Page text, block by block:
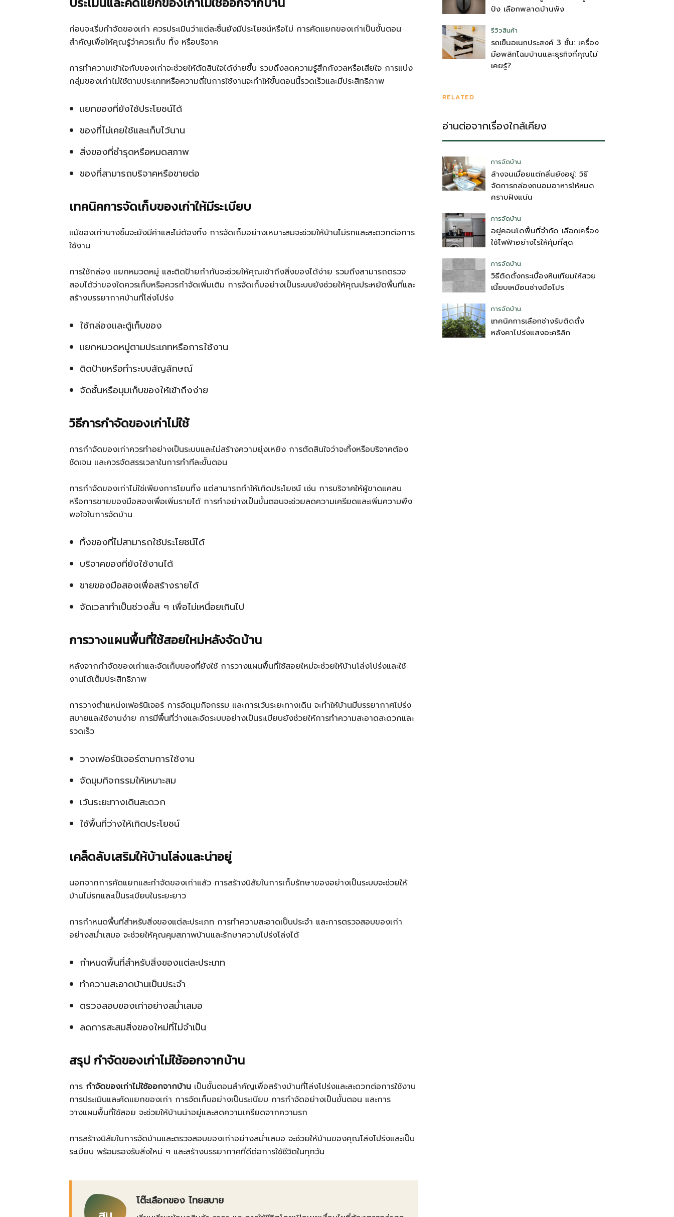
ก่อนจะเริ่มกำจัดของเก่า ควรประเมินว่าแต่ละชิ้นยังมีประโยชน์หรือไม่ การคัดแยกของเก่าเป็นขั้นตอน
สำคัญเพื่อให้คุณรู้ว่าควรเก็บ ทิ้ง หรือบริจาค
การทำความเข้าใจกับของเก่าจะช่วยให้ตัดสินใจได้ง่ายขึ้น รวมถึงลดความรู้สึกกังวลหรือเสียใจ การแบ่ง
กลุ่มของเก่าไม่ใช้ตามประเภทหรือความถี่ในการใช้งานจะทำให้ขั้นตอนนี้รวดเร็วและมีประสิทธิภาพ
แยกของที่ยังใช้ประโยชน์ได้
ของที่ไม่เคยใช้และเก็บไว้นาน
สิ่งของที่ชำรุดหรือหมดสภาพ
ของที่สามารถบริจาคหรือขายต่อ
เทคนิคการจัดเก็บของเก่าให้มีระเบียบ
แม้ของเก่าบางชิ้นจะยังมีค่าและไม่ต้องทิ้ง การจัดเก็บอย่างเหมาะสมจะช่วยให้บ้านไม่รกและสะดวกต่อการ
ใช้งาน
การใช้กล่อง แยกหมวดหมู่ และติดป้ายกำกับจะช่วยให้คุณเข้าถึงสิ่งของได้ง่าย รวมถึงสามารถตรวจ
สอบได้ว่าของใดควรเก็บหรือควรกำจัดเพิ่มเติม การจัดเก็บอย่างเป็นระบบยังช่วยให้คุณประหยัดพื้นที่และ
สร้างบรรยากาศบ้านที่โล่งโปร่ง
ใช้กล่องและตู้เก็บของ
แยกหมวดหมู่ตามประเภทหรือการใช้งาน
ติดป้ายหรือทำระบบสัญลักษณ์
จัดชั้นหรือมุมเก็บของให้เข้าถึงง่าย
วิธีการกำจัดของเก่าไม่ใช้
การกำจัดของเก่าควรทำอย่างเป็นระบบและไม่สร้างความยุ่งเหยิง การตัดสินใจว่าจะทิ้งหรือบริจาคต้อง
ชัดเจน และควรจัดสรรเวลาในการทำทีละขั้นตอน
การกำจัดของเก่าไม่ใช่เพียงการโยนทิ้ง แต่สามารถทำให้เกิดประโยชน์ เช่น การบริจาคให้ผู้ขาดแคลน
หรือการขายของมือสองเพื่อเพิ่มรายได้ การทำอย่างเป็นขั้นตอนจะช่วยลดความเครียดและเพิ่มความพึง
พอใจในการจัดบ้าน
ทิ้งของที่ไม่สามารถใช้ประโยชน์ได้
บริจาคของที่ยังใช้งานได้
ขายของมือสองเพื่อสร้างรายได้
จัดเวลาทำเป็นช่วงสั้น ๆ เพื่อไม่เหนื่อยเกินไป
การวางแผนพื้นที่ใช้สอยใหม่หลังจัดบ้าน
หลังจากกำจัดของเก่าและจัดเก็บของที่ยังใช้ การวางแผนพื้นที่ใช้สอยใหม่จะช่วยให้บ้านโล่งโปร่งและใช้
งานได้เต็มประสิทธิภาพ
การวางตำแหน่งเฟอร์นิเจอร์ การจัดมุมกิจกรรม และการเว้นระยะทางเดิน จะทำให้บ้านมีบรรยากาศโปร่ง
สบายและใช้งานง่าย การมีพื้นที่ว่างและจัดระบบอย่างเป็นระเบียบยังช่วยให้การทำความสะอาดสะดวกและ
รวดเร็ว
วางเฟอร์นิเจอร์ตามการใช้งาน
จัดมุมกิจกรรมให้เหมาะสม
เว้นระยะทางเดินสะดวก
ใช้พื้นที่ว่างให้เกิดประโยชน์
เคล็ดลับเสริมให้บ้านโล่งและน่าอยู่
นอกจากการคัดแยกและกำจัดของเก่าแล้ว การสร้างนิสัยในการเก็บรักษาของอย่างเป็นระบบจะช่วยให้
บ้านไม่รกและเป็นระเบียบในระยะยาว
การกำหนดพื้นที่สำหรับสิ่งของแต่ละประเภท การทำความสะอาดเป็นประจำ และการตรวจสอบของเก่า
อย่างสม่ำเสมอ จะช่วยให้คุณคุมสภาพบ้านและรักษาความโปร่งโล่งได้
กำหนดพื้นที่สำหรับสิ่งของแต่ละประเภท
ทำความสะอาดบ้านเป็นประจำ
ตรวจสอบของเก่าอย่างสม่ำเสมอ
ลดการสะสมสิ่งของใหม่ที่ไม่จำเป็น
สรุป กำจัดของเก่าไม่ใช้ออกจากบ้าน
การ กำจัดของเก่าไม่ใช้ออกจากบ้าน เป็นขั้นตอนสำคัญเพื่อสร้างบ้านที่โล่งโปร่งและสะดวกต่อการใช้งาน
การประเมินและคัดแยกของเก่า การจัดเก็บอย่างเป็นระเบียบ การกำจัดอย่างเป็นขั้นตอน และการ
วางแผนพื้นที่ใช้สอย จะช่วยให้บ้านน่าอยู่และลดความเครียดจากความรก
การสร้างนิสัยในการจัดบ้านและตรวจสอบของเก่าอย่างสม่ำเสมอ จะช่วยให้บ้านของคุณโล่งโปร่งและเป็น
ระเบียบ พร้อมรองรับสิ่งใหม่ ๆ และสร้างบรรยากาศที่ดีต่อการใช้ชีวิตในทุกวัน
โต๊ะเลือกของ ไทยสบาย
ปัง เลือกพลาดบ้านพัง
รีวิวสินค้า
รถเข็นอเนกประสงค์ 3 ชั้น: เครื่อง
มือพลิกโฉมบ้านและธุรกิจที่คุณไม่
เคยรู้?
RELATED
อ่านต่อจากเรื่องใกล้เคียง
การจัดบ้าน
ล้างจนเมื่อยแต่กลิ่นยังอยู่: วิธี
จัดการกล่องถนอมอาหารให้หมด
คราบฝังแน่น
การจัดบ้าน
อยู่คอนโดพื้นที่จำกัด เลือกเครื่อง
ใช้ไฟฟ้าอย่างไรให้คุ้มที่สุด
การจัดบ้าน
วิธีติดตั้งกระเบื้องหินเทียมให้สวย
เนี้ยบเหมือนช่างมือโปร
การจัดบ้าน
เทคนิคการเลือกช่างรับติดตั้ง
หลังคาโปร่งแสงอะคริลิก